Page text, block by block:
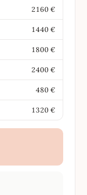
2160 €
1440 €
1800 €
2400 €
480 €
1320 €